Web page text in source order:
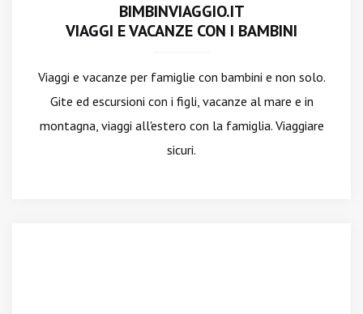
BIMBINVIAGGIO.IT
VIAGGI E VACANZE CON I BAMBINI
Viaggi e vacanze per famiglie con bambini e non solo.
Gite ed escursioni con i figli, vacanze al mare e in
montagna, viaggi all'estero con la famiglia. Viaggiare
sicuri.